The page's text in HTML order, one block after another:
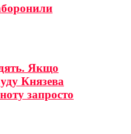
Якщо
Князева
запросто